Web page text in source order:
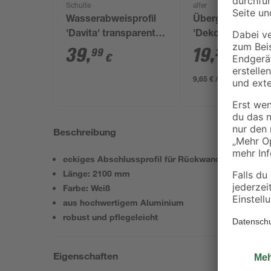
Schulte
Wasserabweisprofil
'Davita' transparent
100 cm, für 8 mm
Glas, Kunststoff
39,99 €
alfer
Übergangsprofil
'Dekor'
2000 x 40 mm
19,29 €
9,65 € / Meter
Beschreibung
eckiges Abschlussprofil für Rückwandplatte
Länge: 2100 mm
Farbe: Weiß
aus hochwertigem Aluminium
robust und pflegeleicht
Eigenschaften